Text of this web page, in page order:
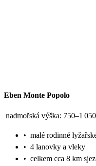
Eben Monte Popolo
nadmořská výška: 750–1
• malé rodinné
• 4 lanovky a vleky
• celkem cca 8 km